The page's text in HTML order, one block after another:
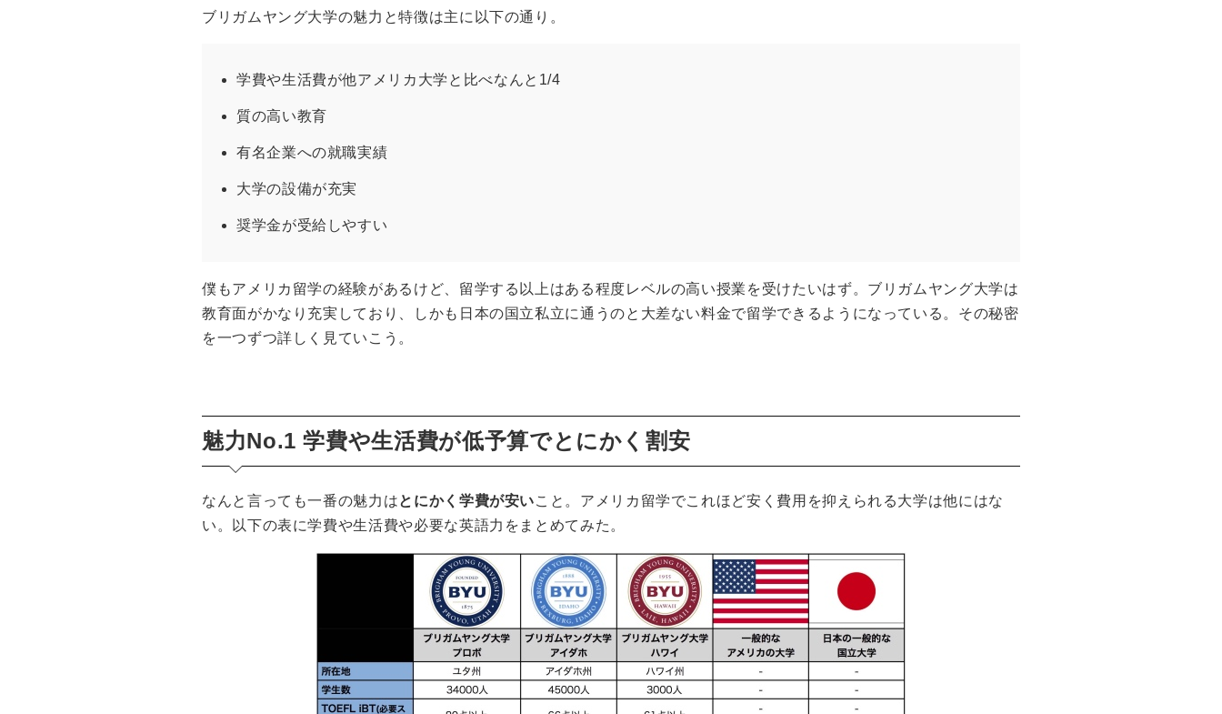
ブリガムヤング大学の魅力と特徴は主に以下の通り。
学費や生活費が他アメリカ大学と比べなんと1/4
質の高い教育
有名企業への就職実績
大学の設備が充実
奨学金が受給しやすい
僕もアメリカ留学の経験があるけど、留学する以上はある程度レベルの高い授業を受けたいはず。ブリガムヤング大学は
教育面がかなり充実しており、しかも日本の国立私立に通うのと大差ない料金で留学できるようになっている。その秘密
を一つずつ詳しく見ていこう。
魅力No.1 学費や生活費が低予算でとにかく割安
なんと言っても一番の魅力はとにかく学費が安いこと。アメリカ留学でこれほど安く費用を抑えられる大学は他にはな
い。以下の表に学費や生活費や必要な英語力をまとめてみた。